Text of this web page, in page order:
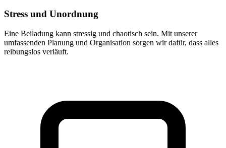
Stress und Unordnung
Eine Beiladung kann stressig und chaotisch sein. Mit unserer
umfassenden Planung und Organisation sorgen wir dafür, dass alles
reibungslos verläuft.